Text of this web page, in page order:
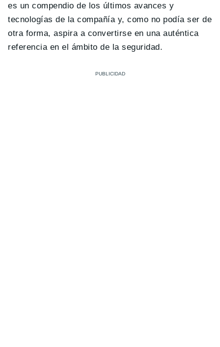
es un compendio de los últimos avances y
tecnologías de la compañía y, como no podía ser de
otra forma, aspira a convertirse en una auténtica
referencia en el ámbito de la seguridad.